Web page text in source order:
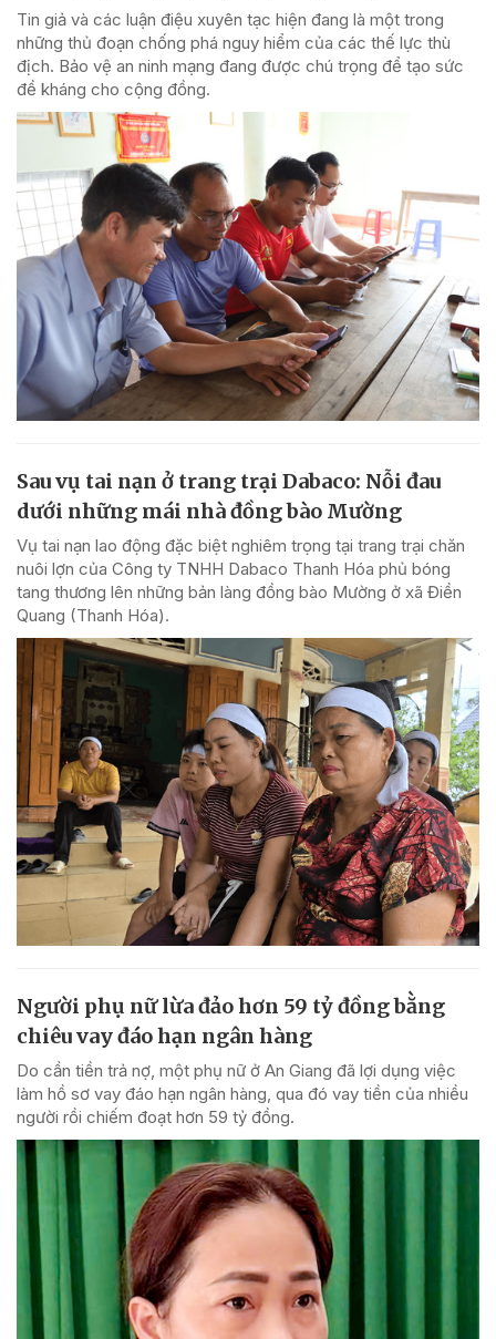
Tin giả và các luận điệu xuyên tạc hiện đang là một trong
những thủ đoạn chống phá nguy hiểm của các thế lực thù
địch. Bảo vệ an ninh mạng đang được chú trọng để tạo sức
đề kháng cho cộng đồng.
Sau vụ tai nạn ở trang trại Dabaco: Nỗi đau
dưới những mái nhà đồng bào Mường
Vụ tai nạn lao động đặc biệt nghiêm trọng tại trang trại chăn
nuôi lợn của Công ty TNHH Dabaco Thanh Hóa phủ bóng
tang thương lên những bản làng đồng bào Mường ở xã Điền
Quang (Thanh Hóa).
Người phụ nữ lừa đảo hơn 59 tỷ đồng bằng
chiêu vay đáo hạn ngân hàng
Do cần tiền trả nợ, một phụ nữ ở An Giang đã lợi dụng việc
làm hồ sơ vay đáo hạn ngân hàng, qua đó vay tiền của nhiều
người rồi chiếm đoạt hơn 59 tỷ đồng.